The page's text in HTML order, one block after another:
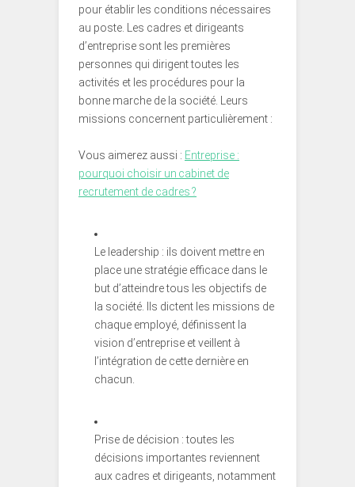
pour établir les conditions nécessaires
au poste. Les cadres et dirigeants
d’entreprise sont les premières
personnes qui dirigent toutes les
activités et les procédures pour la
bonne marche de la société. Leurs
missions concernent particulièrement :
Vous aimerez aussi : Entreprise :
pourquoi choisir un cabinet de
recrutement de cadres ?
Le leadership : ils doivent mettre en
place une stratégie efficace dans le
but d’atteindre tous les objectifs de
la société. Ils dictent les missions de
chaque employé, définissent la
vision d’entreprise et veillent à
l’intégration de cette dernière en
chacun.
Prise de décision : toutes les
décisions importantes reviennent
aux cadres et dirigeants, notamment